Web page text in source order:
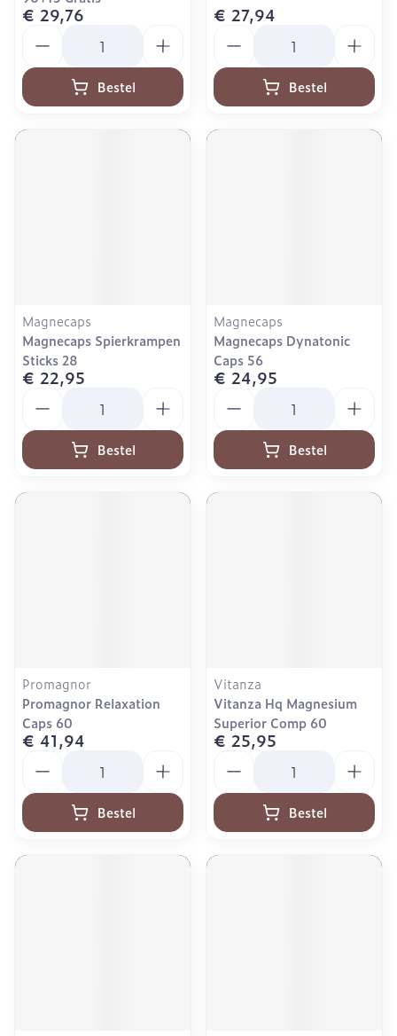
€ 29,76
Bestel
€ 27,94
Bestel
Magnecaps
Magnecaps Spierkrampen
Sticks 28
€ 22,95
Bestel
Magnecaps
Magnecaps Dynatonic
Caps 56
€ 24,95
Bestel
Promagnor
Promagnor Relaxation
Caps 60
€ 41,94
Bestel
Vitanza
Vitanza Hq Magnesium
Superior Comp 60
€ 25,95
Bestel